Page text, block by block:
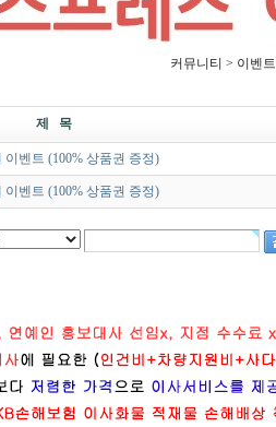
커뮤니티 > 이벤트
제 목
벤트 (100% 상품권 증정)
벤트 (100% 상품권 증정)